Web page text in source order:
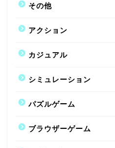
その他
アクション
カジュアル
シミュレーション
パズルゲーム
ブラウザーゲーム